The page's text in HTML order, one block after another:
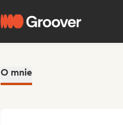
O mnie